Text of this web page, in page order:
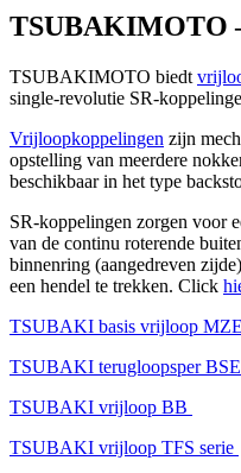
TSUBAKIMOTO
TSUBAKIMOTO biedt
single-revolutie SR-
Vrijloopkoppelingen zijn
opstelling van meerdere
beschikbaar in het type
SR-koppelingen zorgen voor
van de continu roterende
binnenring (aangedreven
een hendel te trekken. Click
TSUBAKI basis vrijloop
TSUBAKI terugloopsper
TSUBAKI vrijloop BB
TSUBAKI vrijloop TFS serie